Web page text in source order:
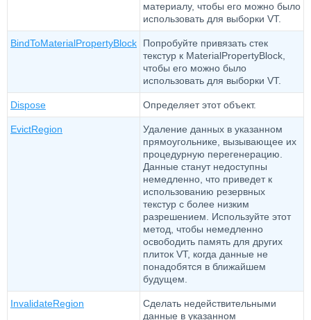
материалу, чтобы его можно было
использовать для выборки VT.
BindToMaterialPropertyBlock
Попробуйте привязать стек
текстур к MaterialPropertyBlock,
чтобы его можно было
использовать для выборки VT.
Dispose Определяет этот объект.
EvictRegion
Удаление данных в указанном
прямоугольнике, вызывающее их
процедурную перегенерацию.
Данные станут недоступны
немедленно, что приведет к
использованию резервных
текстур с более низким
разрешением. Используйте этот
метод, чтобы немедленно
освободить память для других
плиток VT, когда данные не
понадобятся в ближайшем
будущем.
InvalidateRegion
Сделать недействительными
данные в указанном